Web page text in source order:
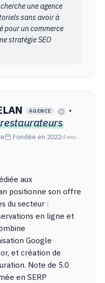
une agence
sans avoir à
pour un commerce
stratégie SEO
AGENCE
·
Fondée en 2022(4 ans)
aux
positionne son offre
du secteur :
en ligne et
Google
et création de
Note de 5.0
en SERP